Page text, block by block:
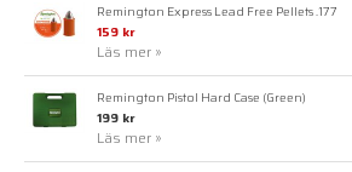
Remington Express Lead Free Pellets .177
159 kr
Läs mer »
Remington Pistol Hard Case (Green)
199 kr
Läs mer »